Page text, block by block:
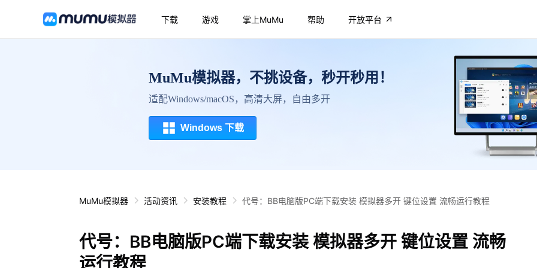
下载 游戏 掌上MuMu 帮助 开放平台
MuMu模拟器，不挑设备，秒开秒用！
适配Windows/macOS，高清大屏，自由多开
Windows 下载
MuMu模拟器 活动资讯 安装教程 代号：BB电脑版PC端下载安装 模拟器多开 键位设置 流畅运行教程
代号：BB电脑版PC端下载安装 模拟器多开 键位设置 流畅
运行教程